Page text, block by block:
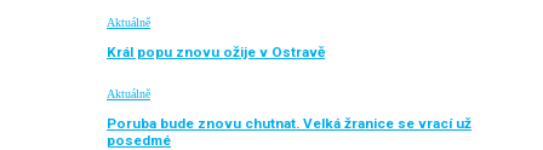
Aktuálně
Král popu znovu ožije v Ostravě
Aktuálně
Poruba bude znovu chutnat. Velká žranice se vrací už
posedmé